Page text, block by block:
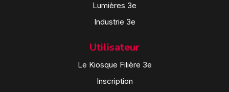
Lumières 3e
Industrie 3e
Utilisateur
Le Kiosque Filière 3e
Inscription